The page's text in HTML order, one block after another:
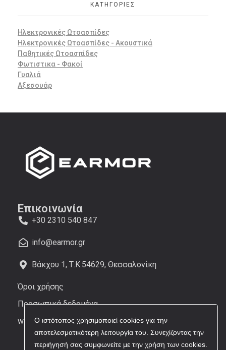
Ο ιστότοπος χρησιμοποιεί cookies για την
αποτελεσματικότερη λειτουργία του. Συνεχίζοντας την
περιήγησή σας συμφωνείτε με την χρήση των cookies.
ΚΑΤΗΓΟΡΊΕΣ
Ηλεκτρονικές Ωτοασπίδες
Ηλεκτρονικές Ωτοασπίδες - Ακουστικά
Παθητικές Ωτοασπίδες
Φωτιστικα - Φακοί
Γυαλιά
Αξεσουάρ
Επικοινωνία
+30 2310 540 847
info@earmor.gr
Βάκχου 1, Τ.Κ.54629, Θεσσαλονίκη
Όροι χρήσης
Προσωπικά δεδομένα
www.earmor.com